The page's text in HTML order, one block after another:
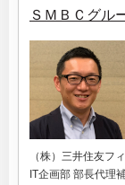
ＳＭＢＣグル
（株）三井住友フ
IT企画部 部長代理